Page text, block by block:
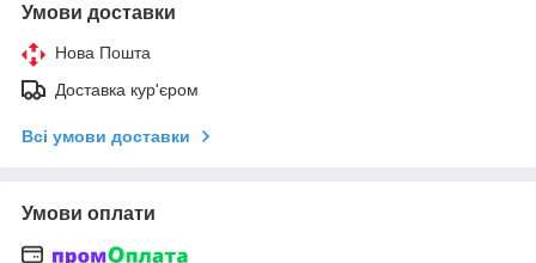
Умови доставки
Нова Пошта
Доставка кур'єром
Всі умови доставки
Умови оплати